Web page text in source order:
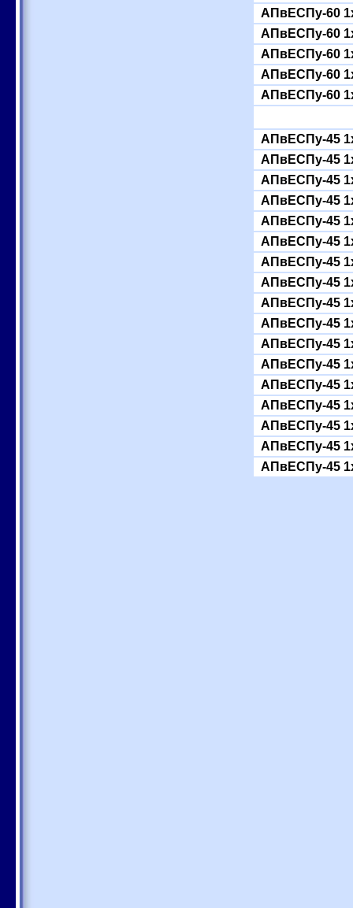
АПвЕСПу-60
АПвЕСПу-60
АПвЕСПу-60
АПвЕСПу-60
АПвЕСПу-60
АПвЕСПу-45
АПвЕСПу-45
АПвЕСПу-45
АПвЕСПу-45
АПвЕСПу-45
АПвЕСПу-45
АПвЕСПу-45
АПвЕСПу-45
АПвЕСПу-45
АПвЕСПу-45
АПвЕСПу-45
АПвЕСПу-45
АПвЕСПу-45
АПвЕСПу-45
АПвЕСПу-45
АПвЕСПу-45
АПвЕСПу-45